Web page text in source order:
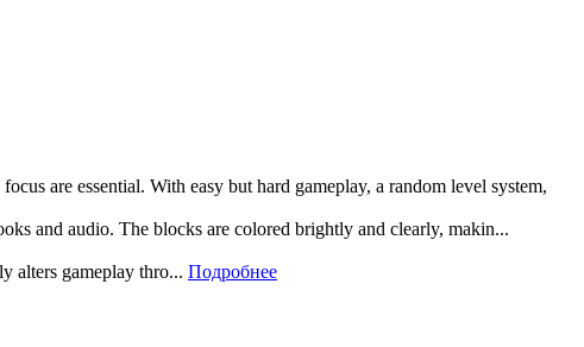
are essential. With easy but hard gameplay, a random level system,
and audio. The blocks are colored brightly and clearly, makin...
alters gameplay thro... Подробнее